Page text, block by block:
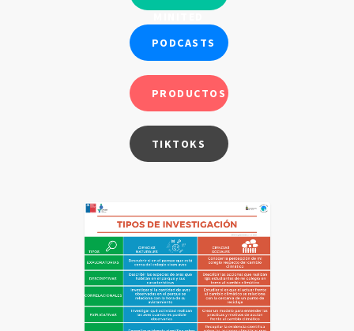
PODCASTS
PRODUCTOS
TIKTOKS